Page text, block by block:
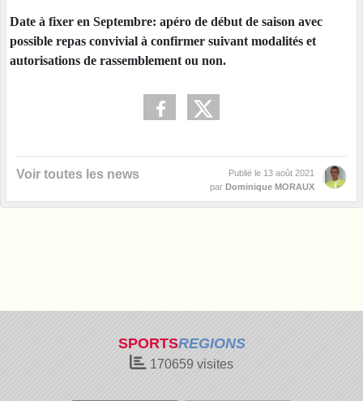
Date à fixer en Septembre: apéro de début de saison avec
possible repas convivial à confirmer suivant modalités et
autorisations de rassemblement ou non.
Voir toutes les news Publié le 13 août 2021
par Dominique MORAUX
SPORTSREGIONS
170659 visites